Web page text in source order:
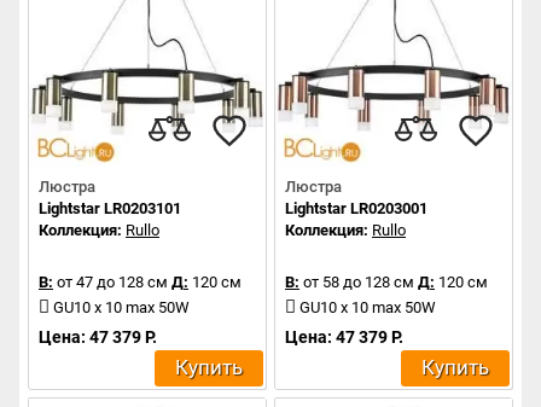
Люстра
Lightstar LR0203101
Коллекция: Rullo
В: от 47 до 128 см Д: 120 см
GU10 x 10 max 50W
Цена: 47 379 Р.
Купить
Люстра
Lightstar LR0203001
Коллекция: Rullo
В: от 58 до 128 см Д: 120 см
GU10 x 10 max 50W
Цена: 47 379 Р.
Купить